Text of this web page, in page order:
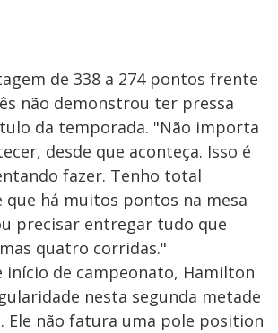
de 338 a 274 pontos frente
não demonstrou ter pressa
da temporada. "Não importa
desde que aconteça. Isso é
fazer. Tenho total
que há muitos pontos na mesa
precisar entregar tudo que
quatro corridas."
de campeonato, Hamilton
nesta segunda metade
Ele não fatura uma pole position